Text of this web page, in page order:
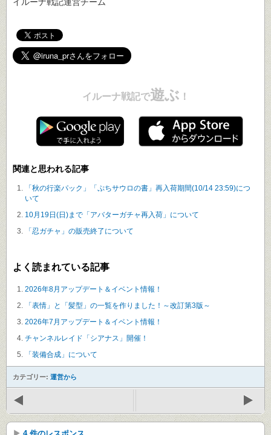
イルーナ戦記で遊ぶ ！
関連と思われる記事
「秋の行楽パック」「ぷちサウロの書」再入荷期間(10/14 23:59)につ
いて
10月19日(日)まで「アバターガチャ再入荷」について
「忍ガチャ」の販売終了について
よく読まれている記事
2026年8月アップデート＆イベント情報！
「表情」と「髪型」の一覧を作りました！～改訂第3版～
2026年7月アップデート＆イベント情報！
チャンネルレイド「シアナス」開催！
「装備合成」について
カテゴリー: 運営から